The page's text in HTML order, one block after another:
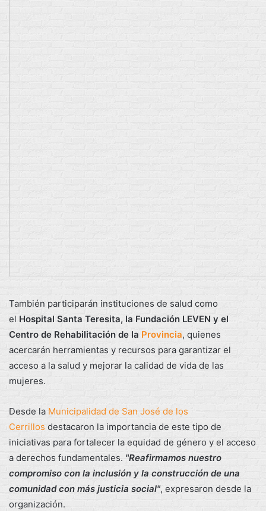
También participarán instituciones de salud como
el Hospital Santa Teresita, la Fundación LEVEN y el
Centro de Rehabilitación de la Provincia, quienes
acercarán herramientas y recursos para garantizar el
acceso a la salud y mejorar la calidad de vida de las
mujeres.
Desde la Municipalidad de San José de los
Cerrillos destacaron la importancia de este tipo de
iniciativas para fortalecer la equidad de género y el acceso
a derechos fundamentales. "Reafirmamos nuestro
compromiso con la inclusión y la construcción de una
comunidad con más justicia social", expresaron desde la
organización.